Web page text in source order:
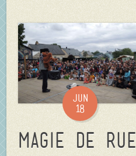
Jun
18
Magie de rue